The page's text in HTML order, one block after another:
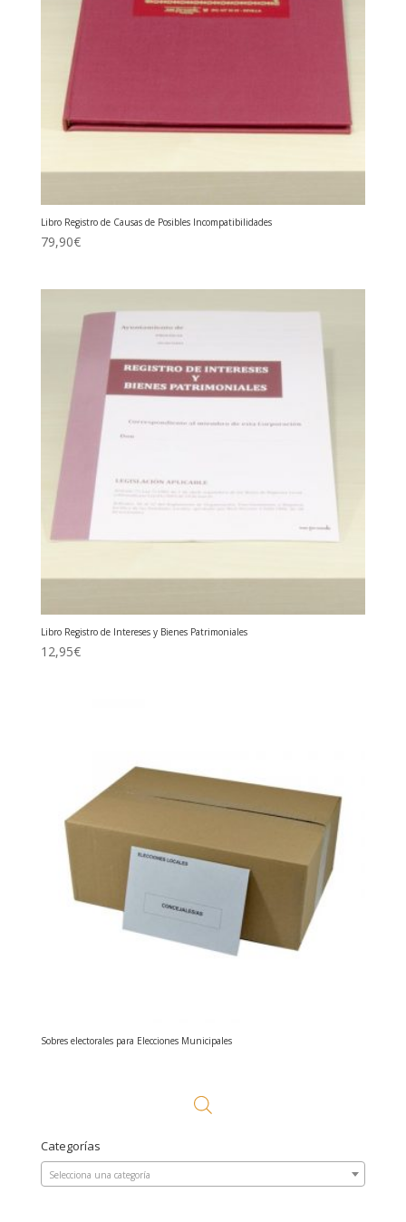
Libro Registro de Causas de Posibles Incompatibilidades
79,90€
Libro Registro de Intereses y Bienes Patrimoniales
12,95€
Sobres electorales para Elecciones Municipales
Categorías
Selecciona una categoría